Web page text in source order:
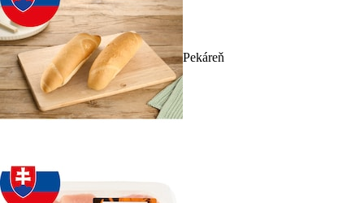
Pekáreň